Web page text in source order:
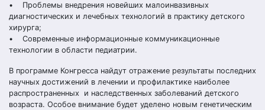
• Проблемы внедрения новейших малоинвазивных
диагностических и лечебных технологий в практику детского
хирурга;
• Современные информационные коммуникационные
технологии в области педиатрии.
В программе Конгресса найдут отражение результаты последних
научных достижений в лечении и профилактике наиболее
распространенных и наследственных заболеваний детского
возраста. Особое внимание будет уделено новым генетическим